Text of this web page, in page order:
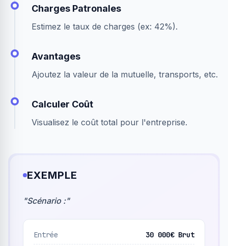
Charges Patronales
Estimez le taux de charges (ex: 42%).
Avantages
Ajoutez la valeur de la mutuelle, transports, etc.
Calculer Coût
Visualisez le coût total pour l'entreprise.
EXEMPLE
"Scénario :"
Entrée 30 000€ Brut